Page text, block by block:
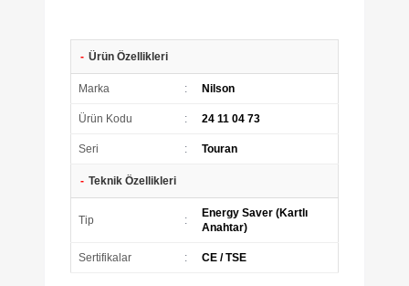
- Ürün Özellikleri
Marka : Nilson
Ürün Kodu : 24 11 04 73
Seri : Touran
- Teknik Özellikleri
Tip :
Energy Saver (Kartlı
Anahtar)
Sertifikalar : CE / TSE